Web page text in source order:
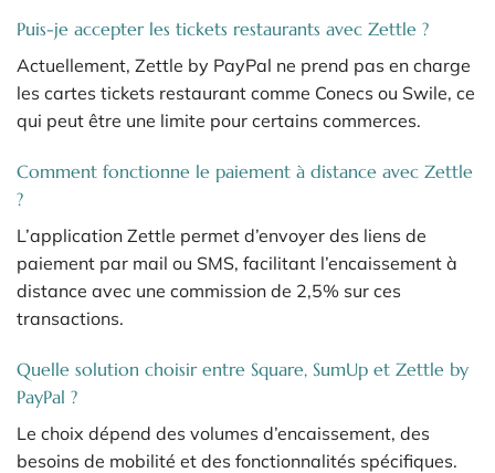
Puis-je accepter les tickets restaurants avec Zettle ?
Actuellement, Zettle by PayPal ne prend pas en charge
les cartes tickets restaurant comme Conecs ou Swile, ce
qui peut être une limite pour certains commerces.
Comment fonctionne le paiement à distance avec Zettle
?
L’application Zettle permet d’envoyer des liens de
paiement par mail ou SMS, facilitant l’encaissement à
distance avec une commission de 2,5% sur ces
transactions.
Quelle solution choisir entre Square, SumUp et Zettle by
PayPal ?
Le choix dépend des volumes d’encaissement, des
besoins de mobilité et des fonctionnalités spécifiques.